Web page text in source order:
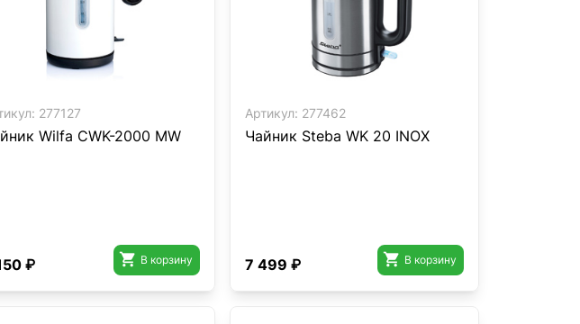
277127
Wilfa CWK-2000 MW
₽  В корзину
Артикул: 277462
Чайник Steba WK 20 INOX
7 499 ₽  В корзину